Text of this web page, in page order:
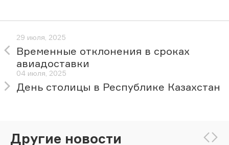
29 июля, 2025
Временные отклонения в сроках
авиадоставки
04 июля, 2025
День столицы в Республике Казахстан
Другие новости